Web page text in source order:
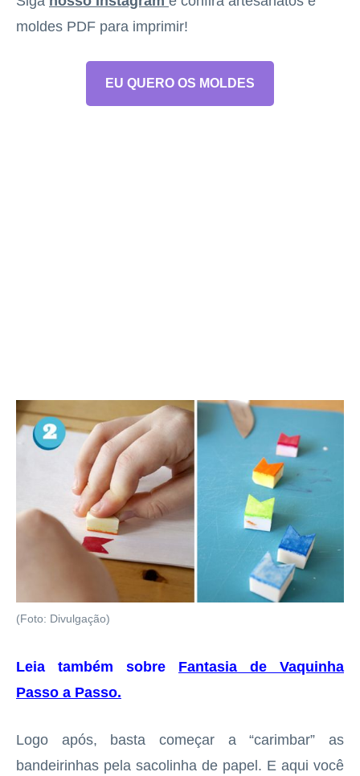
moldes PDF para imprimir!
EU QUERO OS MOLDES
(Foto: Divulgação)
Leia também sobre Fantasia de Vaquinha
Passo a Passo.
Logo após, basta começar a “carimbar” as
bandeirinhas pela sacolinha de papel. E aqui você